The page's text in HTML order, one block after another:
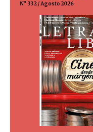
N° 332 / Agosto 2026